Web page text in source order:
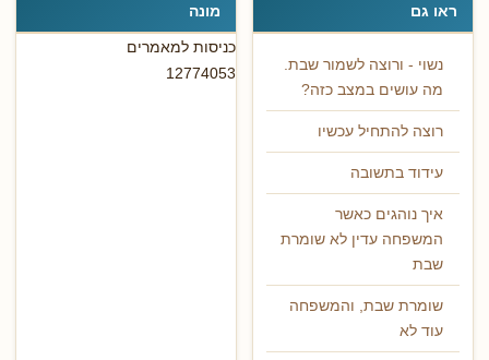
ראו גם
נשוי - ורוצה לשמור שבת.
מה עושים במצב כזה?
רוצה להתחיל עכשיו
עידוד בתשובה
איך נוהגים כאשר
המשפחה עדין לא שומרת
שבת
שומרת שבת, והמשפחה
עוד לא
מונה
כניסות למאמרים
12774053